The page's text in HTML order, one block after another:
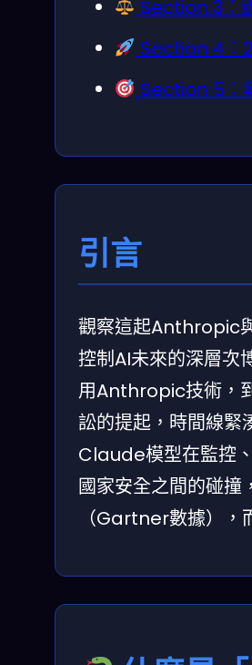
Section 3：
Section 4：
Section 5：
引言
觀察這起Anthropic
控制AI未來的深層次
用Anthropic技術，
訟的提起，時間線
Claude模型在監控
國家安全之間的碰撞
（Gartner數據），